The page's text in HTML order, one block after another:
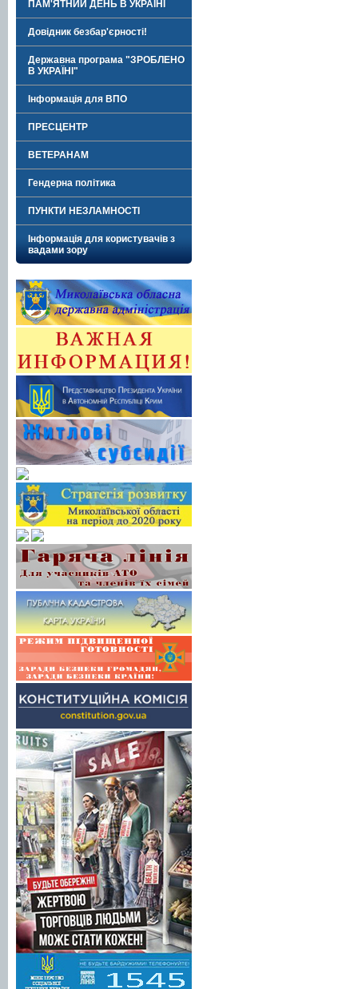
ПАМ'ЯТНИЙ ДЕНЬ В УКРАЇНІ
Довідник безбар'єрності!
Державна програма "ЗРОБЛЕНО
В УКРАЇНІ"
Інформація для ВПО
ПРЕСЦЕНТР
ВЕТЕРАНАМ
Гендерна політика
ПУНКТИ НЕЗЛАМНОСТІ
Інформація для користувачів з
вадами зору